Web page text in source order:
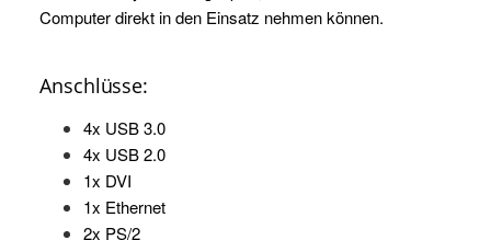
Computer direkt in den Einsatz nehmen können.
Anschlüsse:
4x USB 3.0
4x USB 2.0
1x DVI
1x Ethernet
2x PS/2